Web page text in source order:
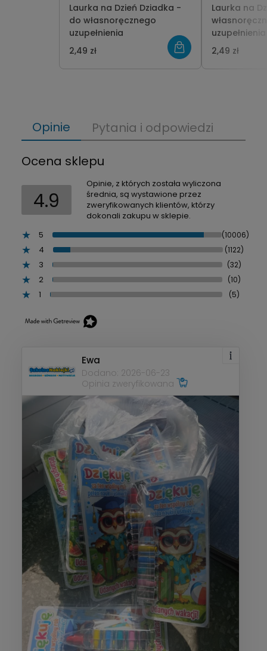
Laurka na Dzień Dziadka -
do własnoręcznego
uzupełnienia
2,49 zł
Laurka na
uzupełnienia
2,49 zł
Opinie
Pytania i odpowiedzi
Ocena sklepu
4.9
Opinie, z których została wyliczona
średnia, są wystawione przez
zweryfikowanych klientów, którzy
dokonali zakupu w sklepie.
5
(10006)
4 (1122)
3 (32)
2 (10)
1 (5)
Ewa
Dodano: 2026-06-23
Opinia zweryfikowana